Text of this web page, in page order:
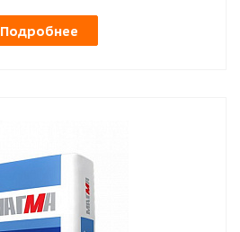
Подробнее